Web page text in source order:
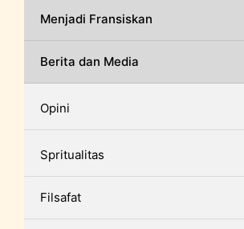
Menjadi Fransiskan
Berita dan Media
Opini
Spritualitas
Filsafat